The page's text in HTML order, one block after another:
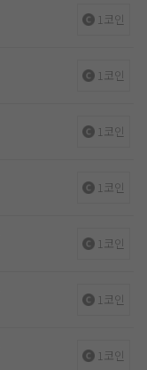
1코인
1코인
1코인
1코인
1코인
1코인
1코인